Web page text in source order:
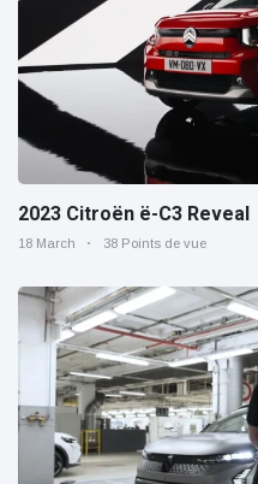
2023 Citroën ë-C3 Reveal
18 March 38 Points de vue